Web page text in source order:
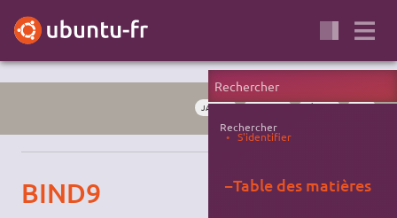
JAMMY SERVEUR RÉSEAU DNS
BIND9
Rechercher
S'identifier
−Table des matières